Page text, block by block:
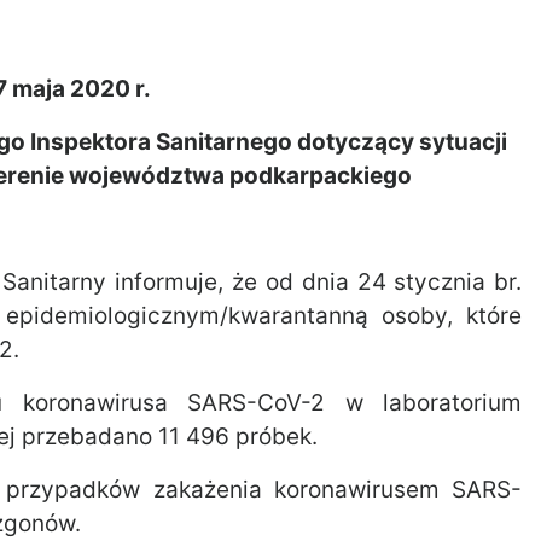
maja 2020 r.
Inspektora Sanitarnego dotyczący sytuacji
województwa podkarpackiego
informuje, że od dnia 24 stycznia br.
kwarantanną osoby, które
SARS-CoV-2 w laboratorium
przebadano 11 496 próbek.
zakażenia koronawirusem SARS-